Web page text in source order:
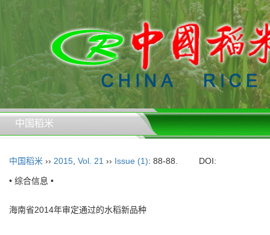
中国稻米
中国稻米 ›› 2015 Vol. 21 ›› Issue (1): 88-88. DOI:
• 综合信息 •
海南省2014年审定通过的水稻新品种